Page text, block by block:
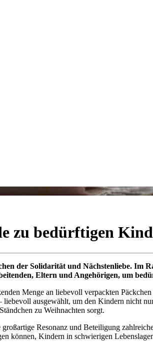
zu bedürftigen
der Solidarität und Nächstenliebe. Im
Eltern und Angehörigen, um
Menge an liebevoll verpackten
ausgewählt, um den Kindern nicht
zu Weihnachten sorgt.
Resonanz und Beteiligung
können, Kindern in schwierigen